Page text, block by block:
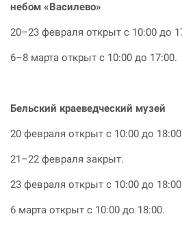
небом «Василево»
20–23 февраля открыт с 10:00 до
6–8 марта открыт с 10:00 до 17:00.
Бельский краеведческий музей
20 февраля открыт с 10:00 до
21–22 февраля закрыт.
23 февраля открыт с 10:00 до
6 марта открыт с 10:00 до 18:00.